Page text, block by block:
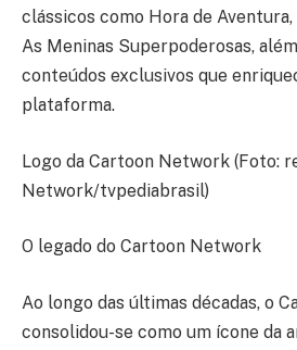
clássicos como Hora de
As Meninas Superpoderosas,
conteúdos exclusivos que
plataforma.
Logo da Cartoon Network (Foto:
Network/tvpediabrasil)
O legado do Cartoon Network
Ao longo das últimas décadas, o
consolidou-se como um ícone da